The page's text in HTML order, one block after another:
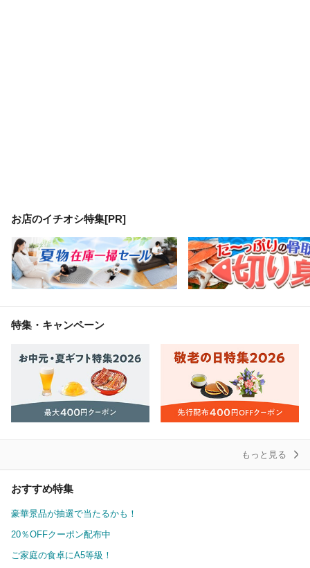
お店のイチオシ特集[PR]
特集・キャンペーン
もっと見る
おすすめ特集
豪華景品が抽選で当たるかも！
20％OFFクーポン配布中
ご家庭の食卓にA5等級！